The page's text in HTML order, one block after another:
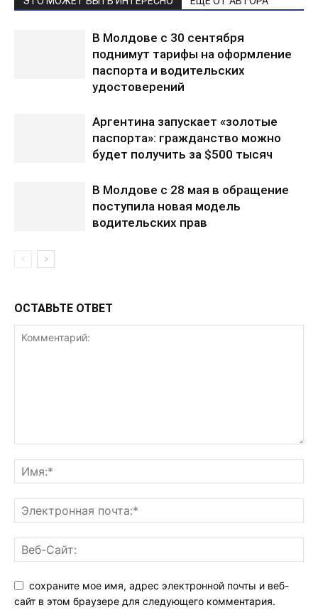
В Молдове с 30 сентября
поднимут тарифы на оформление
паспорта и водительских
удостоверений
Аргентина запускает «золотые
паспорта»: гражданство можно
будет получить за $500 тысяч
В Молдове с 28 мая в обращение
поступила новая модель
водительских прав
ОСТАВЬТЕ ОТВЕТ
сохраните мое имя, адрес электронной почты и веб-
сайт в этом браузере для следующего комментария.